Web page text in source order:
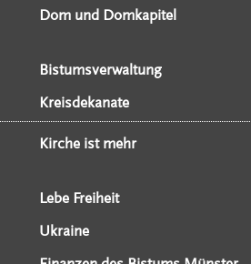
Dom und Domkapitel
Bistumsverwaltung
Kreisdekanate
Kirche ist mehr
Lebe Freiheit
Ukraine